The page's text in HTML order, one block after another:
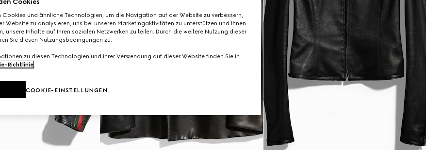
Cookies
Cookies und ähnliche Technologien, um die Navigation auf der Website zu verbessern,
Website zu analysieren, uns bei unseren Marketingaktivitäten zu unterstützen und Ihnen
unsere Inhalte auf Ihren sozialen Netzwerken zu teilen. Durch die weitere Nutzung dieser
Sie diesen Nutzungsbedingungen zu.
zu diesen Technologien und ihrer Verwendung auf dieser Website finden Sie in
Richtlinie.
COOKIE-EINSTELLUNGEN